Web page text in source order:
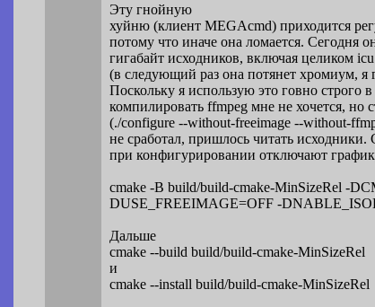
Эту гнойную
хуйню (клиент MEGAcmd) приходится
потому что иначе она ломается. Сегодня
гигабайт исходников, включая целиком
(в следующий раз она потянет хромиум, я
Поскольку я использую это говно строго
компилировать ffmpeg мне не хочется, но
(./configure --without-freeimage --without-
не сработал, пришлось читать
при конфигурировании отключают
cmake -B build/build-cmake-MinSizeRel -
DUSE_FREEIMAGE=OFF -
Дальше
cmake --build build/build-cmake-MinSizeRel
и
cmake --install build/build-cmake-MinSizeRel